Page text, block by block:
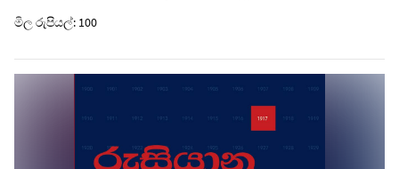
මිල රුපියල්: 100